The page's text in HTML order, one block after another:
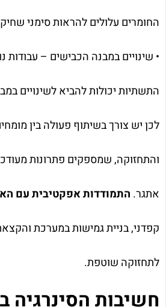
החומרים עלולים להראות סימני
• שינויים במבנה הכבישים – עבודות
התשתיות יכולות להביא לשינויים
לכן יש צורך בשיתוף פעולה בין
והתחזוקה, שמספקים פתרונות
אתגר. התמודדות אפקטיבית עם
קפדני, בניית גמישות במערכת
לתחזוקה שוטפת.
חשיבות הסינרגיה